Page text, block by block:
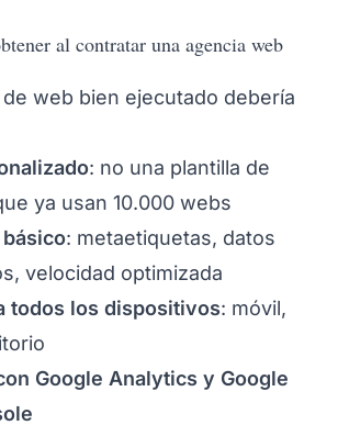
al contratar una agencia web
web bien ejecutado debería
: no una plantilla de
ya usan 10.000 webs
básico: metaetiquetas, datos
velocidad optimizada
todos los dispositivos: móvil,
Google Analytics y Google